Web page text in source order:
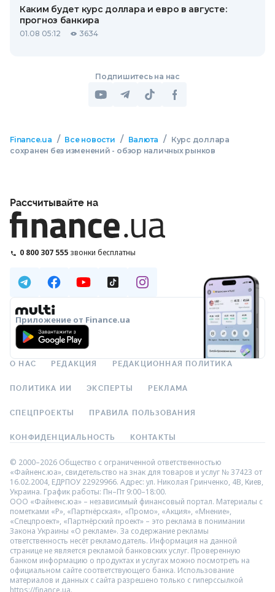
Каким будет курс доллара и евро в августе:
прогноз банкира
01.08 05:12 3634
Подпишитесь на нас
Finance.ua / Все новости / Валюта /
Курс доллара
сохранен без изменений - обзор наличных рынков
Рассчитывайте на
0 800 307 555 звонки бесплатны
Приложение от Finance.ua
О НАС РЕДАКЦИЯ РЕДАКЦИОННАЯ ПОЛИТИКА
ПОЛИТИКА ИИ ЭКСПЕРТЫ РЕКЛАМА
СПЕЦПРОЕКТЫ ПРАВИЛА ПОЛЬЗОВАНИЯ
КОНФИДЕНЦИАЛЬНОСТЬ КОНТАКТЫ
© 2000–2026 Общество с ограниченной ответственностью
«Файненс.юа», свидетельство на знак для товаров и услуг № 37423 от
16.02.2004, ЕДРПОУ 22929966. Адрес: ул. Николая Гринченко, 4В, Киев,
Украина. График работы: Пн–Пт 9:00–18:00.
ООО «Файненс.юа» – независимый финансовый портал. Материалы с
пометками «Р», «Партнёрская», «Промо», «Акция», «Мнение»,
«Спецпроект», «Партнёрский проект» – это реклама в понимании
Закона Украины «О рекламе». За содержание рекламы
ответственность несёт рекламодатель. Информация на данной
странице не является рекламой банковских услуг. Проверенную
банком информацию о продуктах и услугах можно посмотреть на
официальном сайте соответствующего банка. Использование
материалов и данных с сайта разрешено только с гиперссылкой
https://finance.ua.